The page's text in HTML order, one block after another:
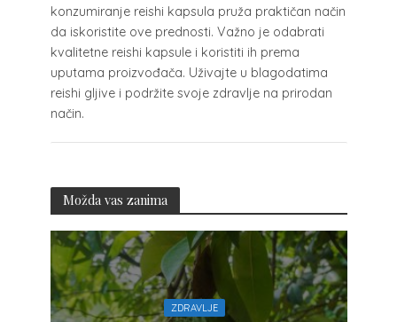
konzumiranje reishi kapsula pruža praktičan način
da iskoristite ove prednosti. Važno je odabrati
kvalitetne reishi kapsule i koristiti ih prema
uputama proizvođača. Uživajte u blagodatima
reishi gljive i podržite svoje zdravlje na prirodan
način.
Možda vas zanima
ZDRAVLJE